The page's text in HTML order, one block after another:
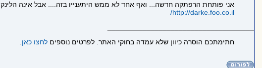
אני פותחת הרפתקה חדשה... ואף אחד לא ממש היתענייו בזה.... אבל אינה הלינק..
http://darke.foo.co.il/
חתימתכם הוסרה כיוון שלא עמדה בחוקי האתר. לפרטים נוספים לחצו כאן